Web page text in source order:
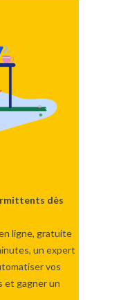
dès
ligne, gratuite
un expert
vos
et gagner un